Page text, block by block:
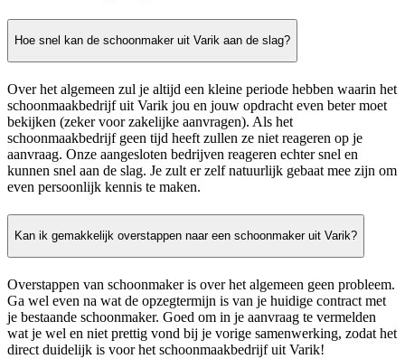
Hoe snel kan de schoonmaker uit Varik aan de slag?
Over het algemeen zul je altijd een kleine periode hebben waarin het
schoonmaakbedrijf uit Varik jou en jouw opdracht even beter moet
bekijken (zeker voor zakelijke aanvragen). Als het
schoonmaakbedrijf geen tijd heeft zullen ze niet reageren op je
aanvraag. Onze aangesloten bedrijven reageren echter snel en
kunnen snel aan de slag. Je zult er zelf natuurlijk gebaat mee zijn om
even persoonlijk kennis te maken.
Kan ik gemakkelijk overstappen naar een schoonmaker uit Varik?
Overstappen van schoonmaker is over het algemeen geen probleem.
Ga wel even na wat de opzegtermijn is van je huidige contract met
je bestaande schoonmaker. Goed om in je aanvraag te vermelden
wat je wel en niet prettig vond bij je vorige samenwerking, zodat het
direct duidelijk is voor het schoonmaakbedrijf uit Varik!